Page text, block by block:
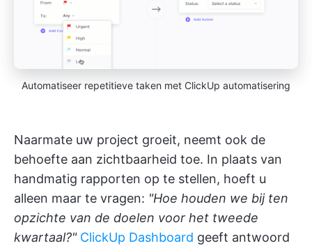
Automatiseer repetitieve taken met ClickUp automatisering
Naarmate uw project groeit, neemt ook de
behoefte aan zichtbaarheid toe. In plaats van
handmatig rapporten op te stellen, hoeft u
alleen maar te vragen: "Hoe houden we bij ten
opzichte van de doelen voor het tweede
kwartaal?" ClickUp Dashboard geeft antwoord